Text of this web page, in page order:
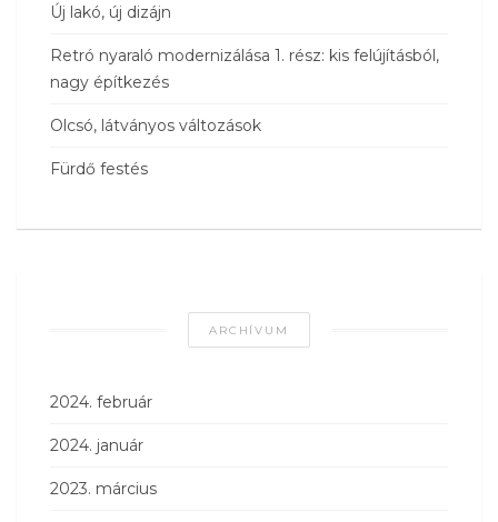
Új lakó, új dizájn
Retró nyaraló modernizálása 1. rész: kis felújításból,
nagy építkezés
Olcsó, látványos változások
Fürdő festés
ARCHÍVUM
2024. február
2024. január
2023. március